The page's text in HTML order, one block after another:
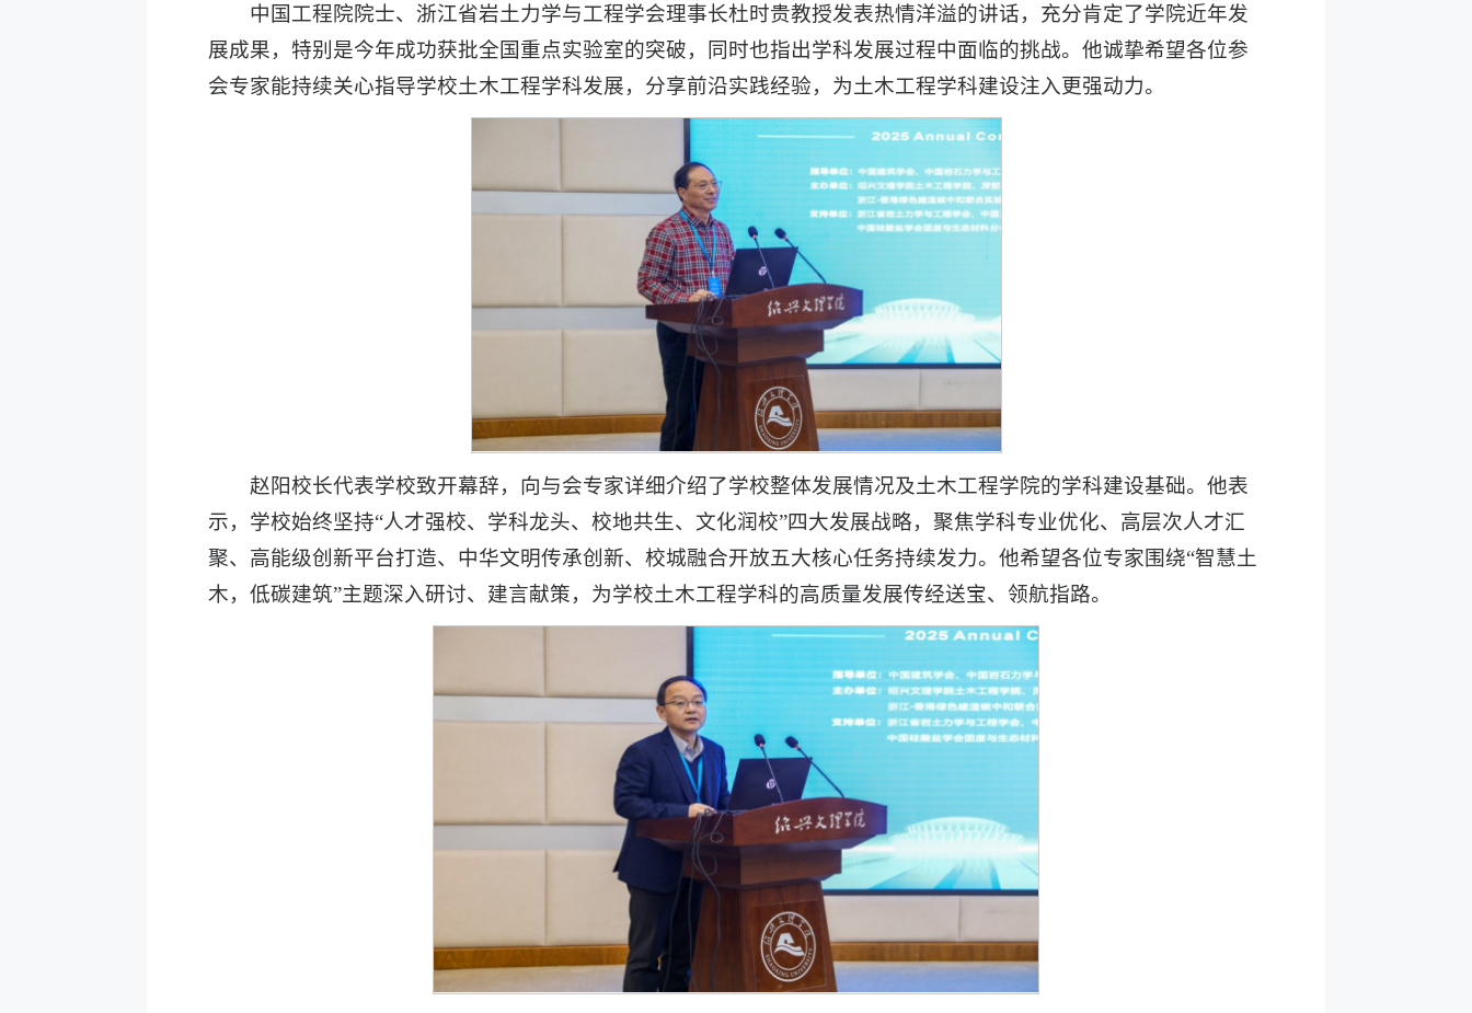
中国工程院院士、浙江省岩土力学与工程学会理事长杜时贵教授发表热情洋溢的讲话，充分肯定了学院近年发
展成果，特别是今年成功获批全国重点实验室的突破，同时也指出学科发展过程中面临的挑战。他诚挚希望各位参
会专家能持续关心指导学校土木工程学科发展，分享前沿实践经验，为土木工程学科建设注入更强动力。
赵阳校长代表学校致开幕辞，向与会专家详细介绍了学校整体发展情况及土木工程学院的学科建设基础。他表
示，学校始终坚持“人才强校、学科龙头、校地共生、文化润校”四大发展战略，聚焦学科专业优化、高层次人才汇
聚、高能级创新平台打造、中华文明传承创新、校城融合开放五大核心任务持续发力。他希望各位专家围绕“智慧土
木，低碳建筑”主题深入研讨、建言献策，为学校土木工程学科的高质量发展传经送宝、领航指路。